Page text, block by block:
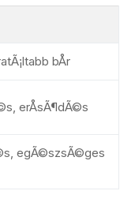
bÅr
erÅsÃ¶dÃ©s
egÃ©szsÃ©ges